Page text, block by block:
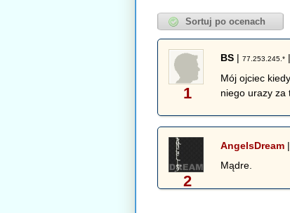
1
BS |77.253.245.*
Mój ojciec
niego urazy za
2
AngelsDream
Mądre.